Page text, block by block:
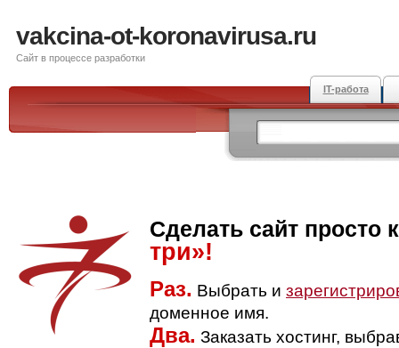
vakcina-ot-koronavirusa.ru
Сайт в процессе разработки
IT-работа
Сделать сайт просто
три»!
Раз. Выбрать и
доменное имя.
Два. Заказать хостинг,